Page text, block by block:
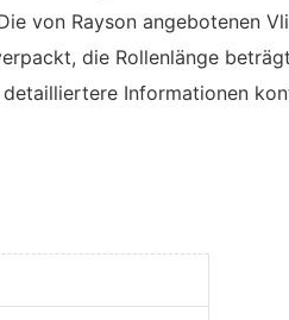
von Rayson angebotenen
die Rollenlänge
Informationen